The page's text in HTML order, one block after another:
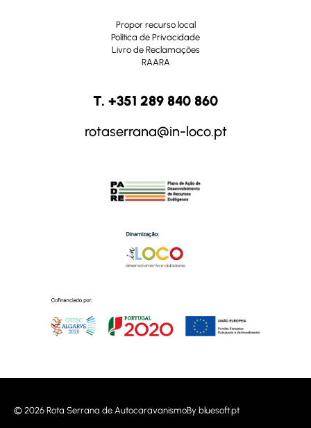
Propor recurso local
Política de Privacidade
Livro de Reclamações
RAARA
T. +351 289 840 860
rotaserrana@in-loco.pt
© 2026 Rota Serrana de AutocaravanismoBy bluesoft.pt